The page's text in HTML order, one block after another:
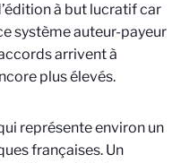
à but lucratif car
système auteur-payeur
arrivent à
plus élevés.
représente environ un
françaises. Un